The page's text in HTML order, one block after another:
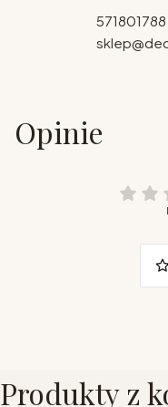
571801788
Opinie
Produkty z